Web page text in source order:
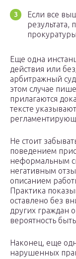
Если все
Еще одна
действия или
арбитражный
этом случае
прилагаются
тексте
Не стоит
поведением
неформальным
негативным
описанием
Практика
оставлено без
других граждан
вероятность
Наконец, еще
нарушенных